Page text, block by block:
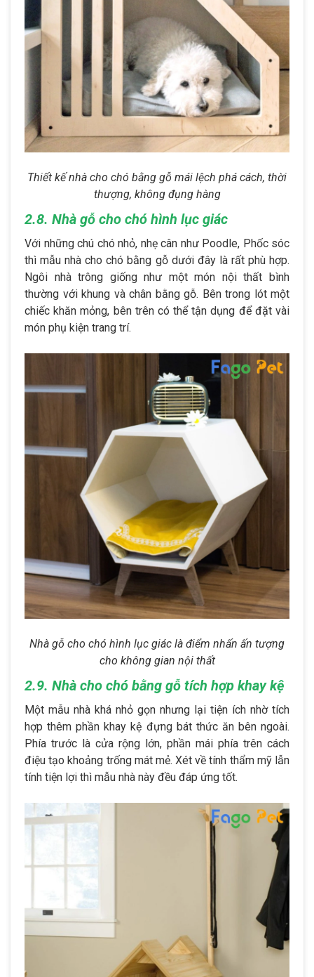
Thiết kế nhà cho chó bằng gỗ mái lệch phá cách, thời
thượng, không đụng hàng
2.8. Nhà gỗ cho chó hình lục giác
Với những chú chó nhỏ, nhẹ cân như Poodle, Phốc sóc
thì mẫu nhà cho chó bằng gỗ dưới đây là rất phù hợp.
Ngôi nhà trông giống như một món nội thất bình
thường với khung và chân bằng gỗ. Bên trong lót một
chiếc khăn mỏng, bên trên có thể tận dụng để đặt vài
món phụ kiện trang trí.
Nhà gỗ cho chó hình lục giác là điểm nhấn ấn tượng
cho không gian nội thất
2.9. Nhà cho chó bằng gỗ tích hợp khay kệ
Một mẫu nhà khá nhỏ gọn nhưng lại tiện ích nhờ tích
hợp thêm phần khay kệ đựng bát thức ăn bên ngoài.
Phía trước là cửa rộng lớn, phần mái phía trên cách
điệu tạo khoảng trống mát mẻ. Xét về tính thẩm mỹ lẫn
tính tiện lợi thì mẫu nhà này đều đáp ứng tốt.